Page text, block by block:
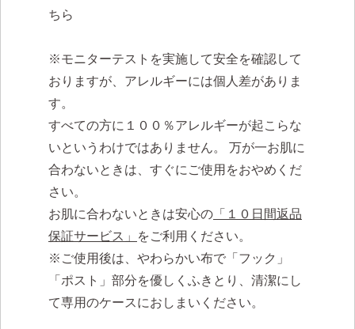
ちら
※モニターテストを実施して安全を確認して
おりますが、アレルギーには個人差がありま
す。
すべての方に１００％アレルギーが起こらな
いというわけではありません。 万が一お肌に
合わないときは、すぐにご使用をおやめくだ
さい。
お肌に合わないときは安心の 「１０日間返品
保証サービス」
をご利用ください。
※ご使用後は、やわらかい布で「フック」
「ポスト」部分を優しくふきとり、清潔にし
て専用のケースにおしまいください。